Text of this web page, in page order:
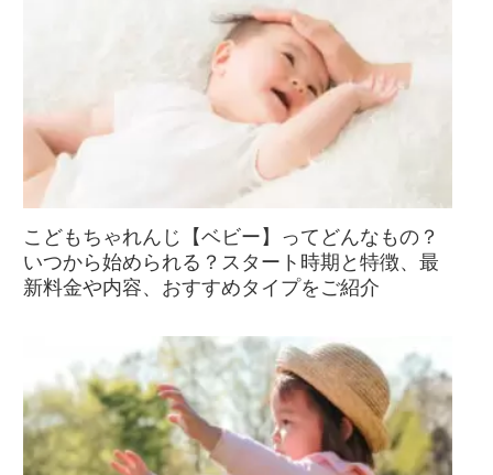
こどもちゃれんじ【ベビー】ってどんなもの？
いつから始められる？スタート時期と特徴、最
新料金や内容、おすすめタイプをご紹介